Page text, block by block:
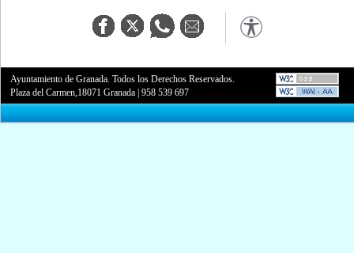
Ayuntamiento de Granada. Todos los Derechos Reservados.
Plaza del Carmen,18071 Granada |958 539 697